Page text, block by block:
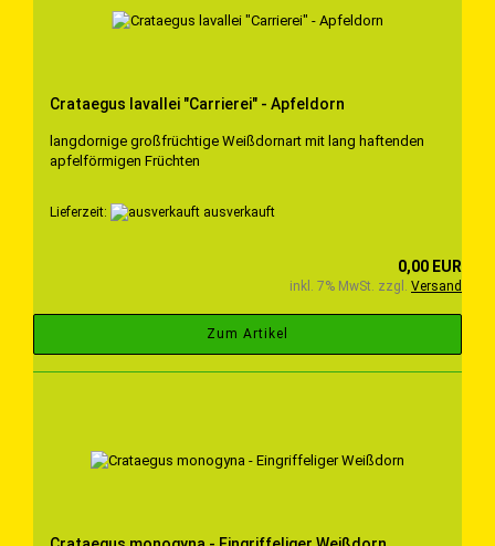
Crataegus lavallei "Carrierei" - Apfeldorn
langdornige großfrüchtige Weißdornart mit lang haftenden
apfelförmigen Früchten
Lieferzeit: ausverkauft
0,00 EUR
inkl. 7% MwSt. zzgl. Versand
Zum Artikel